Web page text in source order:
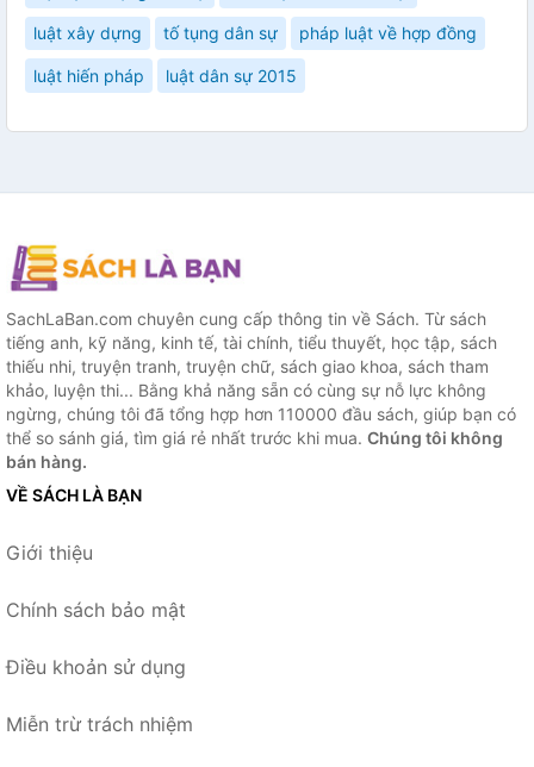
luật xây dựng tố tụng dân sự pháp luật về hợp đồng
luật hiến pháp luật dân sự 2015
SachLaBan.com chuyên cung cấp thông tin về Sách. Từ sách
tiếng anh, kỹ năng, kinh tế, tài chính, tiểu thuyết, học tập, sách
thiếu nhi, truyện tranh, truyện chữ, sách giao khoa, sách tham
khảo, luyện thi... Bằng khả năng sẵn có cùng sự nỗ lực không
ngừng, chúng tôi đã tổng hợp hơn 110000 đầu sách, giúp bạn có
thể so sánh giá, tìm giá rẻ nhất trước khi mua. Chúng tôi không
bán hàng.
VỀ SÁCH LÀ BẠN
Giới thiệu
Chính sách bảo mật
Điều khoản sử dụng
Miễn trừ trách nhiệm